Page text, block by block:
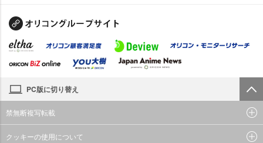
PC版に切り替え
禁無断複写転載
クッキーの使用について